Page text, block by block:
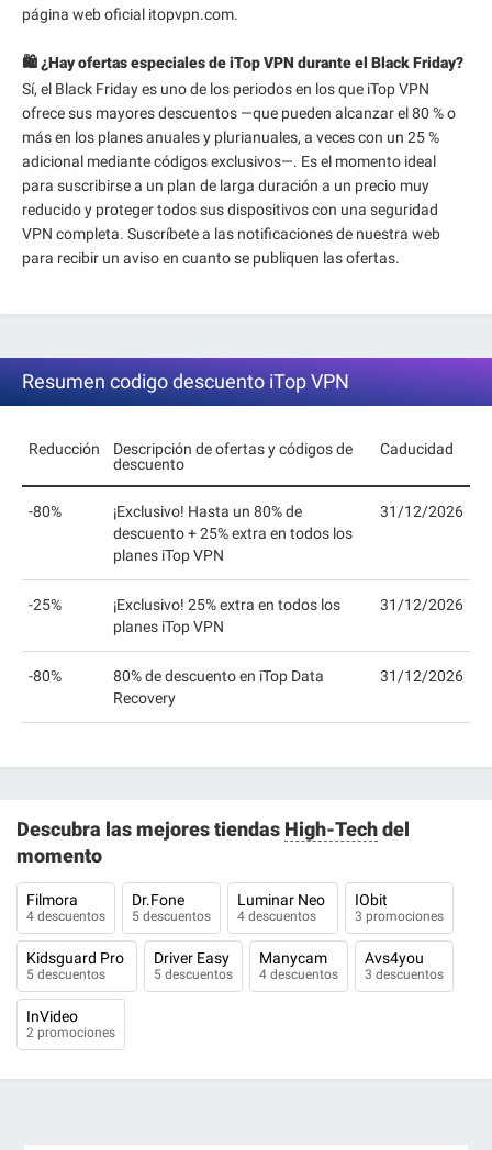
página web oficial itopvpn.com.
🛍️ ¿Hay ofertas especiales de iTop VPN durante el Black Friday?
Sí, el Black Friday es uno de los periodos en los que iTop VPN
ofrece sus mayores descuentos —que pueden alcanzar el 80 % o
más en los planes anuales y plurianuales, a veces con un 25 %
adicional mediante códigos exclusivos—. Es el momento ideal
para suscribirse a un plan de larga duración a un precio muy
reducido y proteger todos sus dispositivos con una seguridad
VPN completa. Suscríbete a las notificaciones de nuestra web
para recibir un aviso en cuanto se publiquen las ofertas.
Resumen codigo descuento iTop VPN
Reducción
Descripción de ofertas y códigos de
descuento
Caducidad
-80%
¡Exclusivo! Hasta un 80% de
descuento + 25% extra en todos los
planes iTop VPN
31/12/2026
-25%
¡Exclusivo! 25% extra en todos los
planes iTop VPN
31/12/2026
-80%
80% de descuento en iTop Data
Recovery
31/12/2026
Descubra las mejores tiendas High-Techdel
momento
Filmora
4 descuentos
Dr.Fone
5 descuentos
Luminar Neo
4 descuentos
IObit
3 promociones
Kidsguard Pro
5 descuentos
Driver Easy
5 descuentos
Manycam
4 descuentos
Avs4you
3 descuentos
InVideo
2 promociones